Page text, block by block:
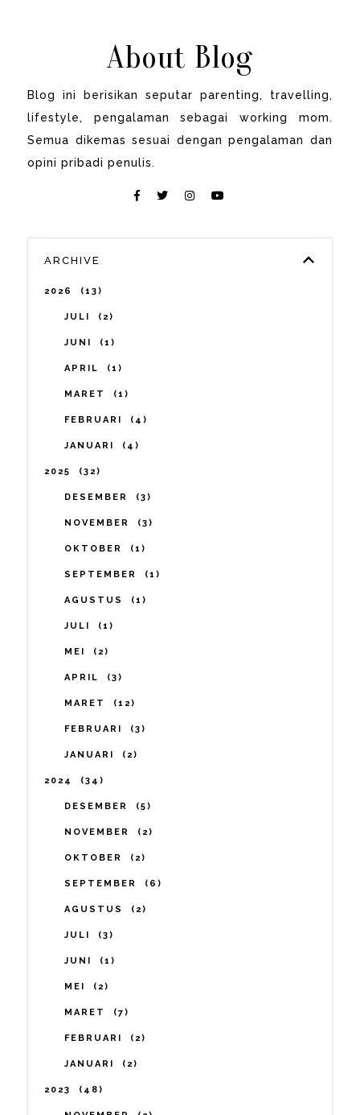
About Blog
Blog ini berisikan seputar parenting, travelling,
lifestyle, pengalaman sebagai working mom.
Semua dikemas sesuai dengan pengalaman dan
opini pribadi penulis.
ARCHIVE
2026 13
JULI 2
JUNI 1
APRIL 1
MARET 1
FEBRUARI 4
JANUARI 4
2025 32
DESEMBER 3
NOVEMBER 3
OKTOBER 1
SEPTEMBER 1
AGUSTUS 1
JULI 1
MEI 2
APRIL 3
MARET 12
FEBRUARI 3
JANUARI 2
2024 34
DESEMBER 5
NOVEMBER 2
OKTOBER 2
SEPTEMBER 6
AGUSTUS 2
JULI 3
JUNI 1
MEI 2
MARET 7
FEBRUARI 2
JANUARI 2
2023 48